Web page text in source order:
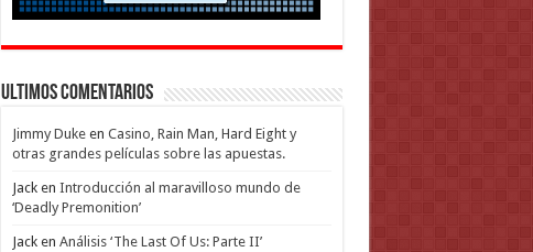
Ultimos Comentarios
Jimmy Dukeen Casino, Rain Man, Hard Eight y
otras grandes películas sobre las apuestas.
Jacken Introducción al maravilloso mundo de
‘Deadly Premonition’
Jacken Análisis ‘The Last Of Us: Parte II’